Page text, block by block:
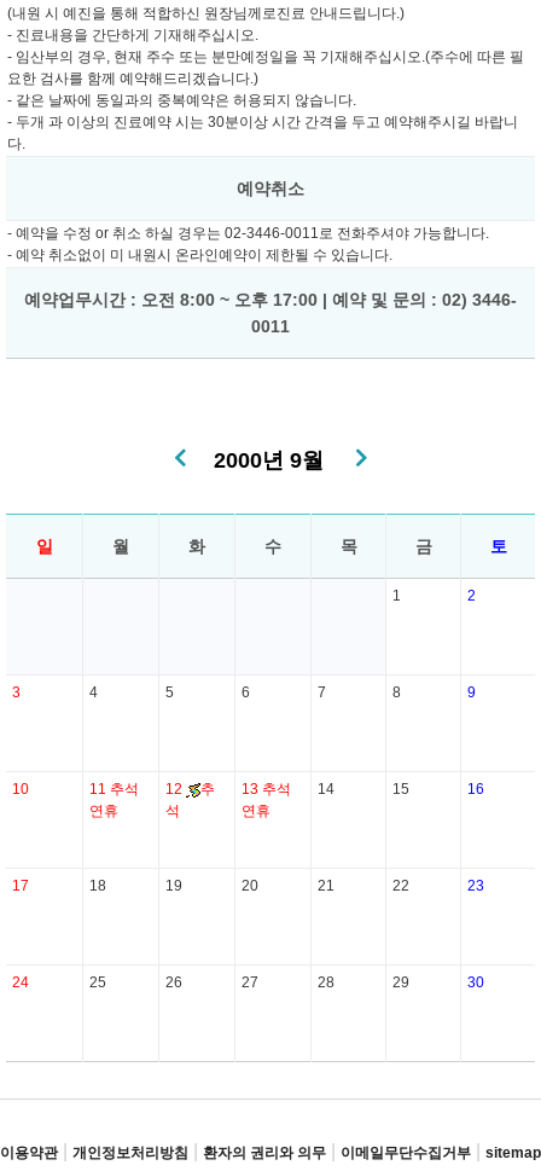
(내원 시 예진을 통해 적합하신 원장님께로진료 안내드립니다.)
- 진료내용을 간단하게 기재해주십시오.
- 임산부의 경우, 현재 주수 또는 분만예정일을 꼭 기재해주십시오.(주수에 따른 필
요한 검사를 함께 예약해드리겠습니다.)
- 같은 날짜에 동일과의 중복예약은 허용되지 않습니다.
- 두개 과 이상의 진료예약 시는 30분이상 시간 간격을 두고 예약해주시길 바랍니
다.
예약취소
- 예약을 수정 or 취소 하실 경우는 02-3446-0011로 전화주셔야 가능합니다.
- 예약 취소없이 미 내원시 온라인예약이 제한될 수 있습니다.
예약업무시간 : 오전 8:00 ~ 오후 17:00 | 예약 및 문의 : 02) 3446-
0011
2000년 9월
일 월 화 수 목 금 토
1 2
3 4 5 6 7 8 9
10 11 추석
연휴
12
추
석
13 추석
연휴
14 15 16
17 18 19 20 21 22 23
24 25 26 27 28 29 30
이용약관 개인정보처리방침 환자의 권리와 의무 이메일무단수집거부 sitemap